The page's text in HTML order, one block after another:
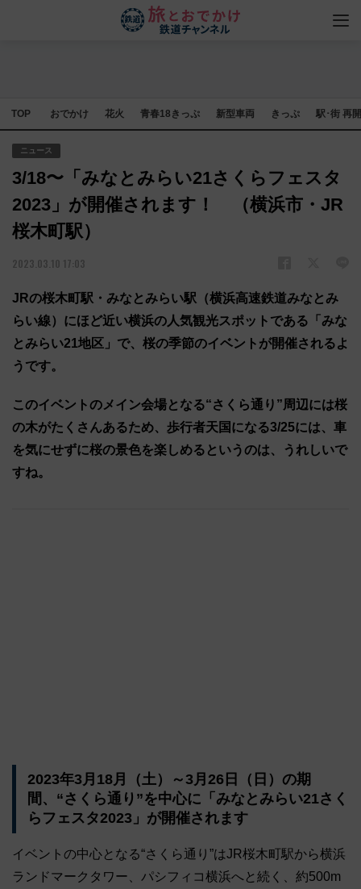
TOP おでかけ 花火 青春18きっぷ 新型車両 きっぷ 駅･街 再
ニュース
3/18〜「みなとみらい21さくらフェスタ
2023」が開催されます！ （横浜市・JR
桜木町駅）
2023.03.10 17:03
JRの桜木町駅・みなとみらい駅（横浜高速鉄道みなとみ
らい線）にほど近い横浜の人気観光スポットである「みな
とみらい21地区」で、桜の季節のイベントが開催されるよ
うです。
このイベントのメイン会場となる“さくら通り”周辺には桜
の木がたくさんあるため、歩行者天国になる3/25には、車
を気にせずに桜の景色を楽しめるというのは、うれしいで
すね。
2023年3月18月（土）～3月26日（日）の期
間、“さくら通り”を中心に「みなとみらい21さく
らフェスタ2023」が開催されます​
イベントの中心となる“さくら通り”はJR桜木町駅から横浜
ランドマークタワー、パシフィコ横浜へと続く、約500m